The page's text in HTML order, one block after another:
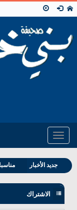
Toggle
navigation
جديد الأخبار
الاشتراك